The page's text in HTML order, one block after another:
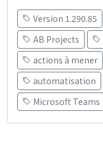
Version 1.290.85
AB Projects
actions à mener
automatisation
Microsoft Teams